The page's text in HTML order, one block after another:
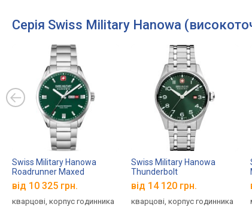
Серія Swiss Military Hanowa
Swiss Military Hanowa
Roadrunner Maxed
SMWGH0001603
від 10 325 грн.
кварцові, корпус годинника
Swiss Military Hanowa
Thunderbolt
SMWGH0000803
від 14 120 грн.
кварцові, корпус годинника